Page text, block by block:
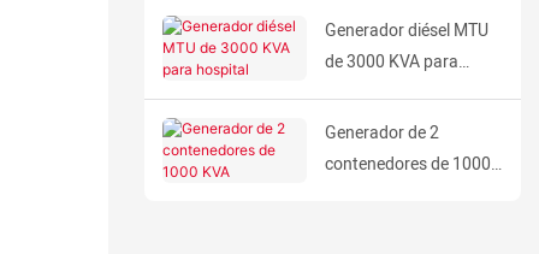
Generador diésel MTU
de 3000 KVA para
hospital
Generador de 2
contenedores de 1000